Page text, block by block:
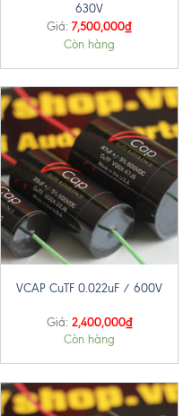
630V
Giá: 7,500,000₫
Còn hàng
VCAP CuTF 0.022uF / 600V
Giá: 2,400,000₫
Còn hàng